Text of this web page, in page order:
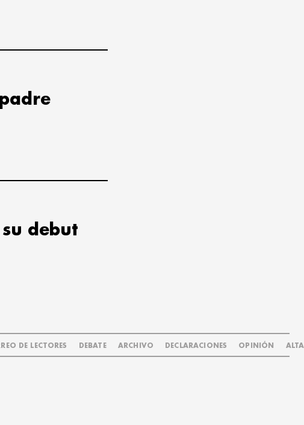
debut
DE LECTORES DEBATE ARCHIVO DECLARACIONES OPINIÓN